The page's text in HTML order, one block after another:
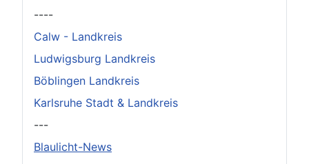
----
Calw - Landkreis
Ludwigsburg Landkreis
Böblingen Landkreis
Karlsruhe Stadt & Landkreis
---
Blaulicht-News